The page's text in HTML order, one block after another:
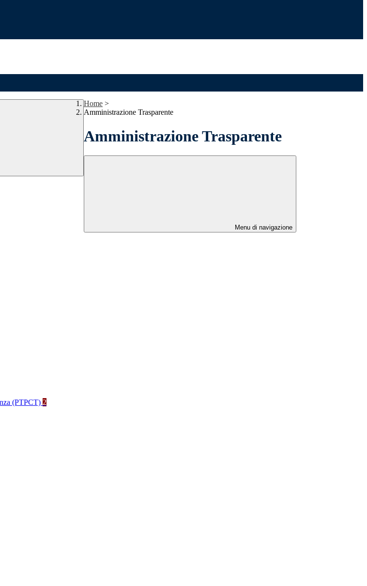
Home >
Amministrazione Trasparente
Amministrazione Trasparente
Menu di navigazione
(PTPCT) 2